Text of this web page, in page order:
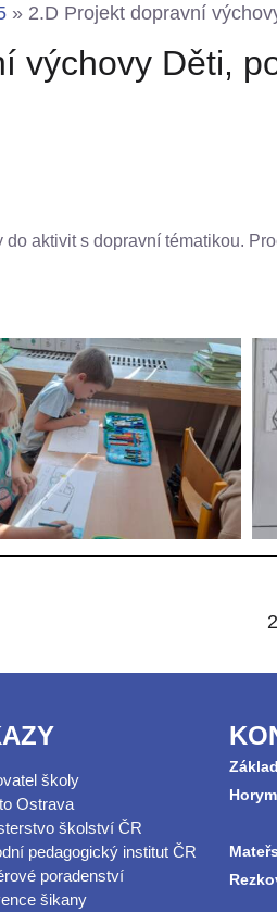
» 2.D Projekt dopravní
výchovy Děti,
aktivit s dopravní tématikou.
školy
Ostrava
školství ČR
pedagogický institut ČR
poradenství
šikany